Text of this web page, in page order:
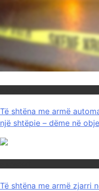
Të shtëna me armë
një shtëpie – dëme në
Të shtëna me armë zjarri